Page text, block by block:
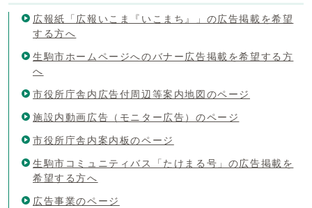
広報紙「広報いこま『いこまち』」の広告掲載を希望
する方へ
生駒市ホームページへのバナー広告掲載を希望する方
へ
市役所庁舎内広告付周辺等案内地図のページ
施設内動画広告（モニター広告）のページ
市役所庁舎内案内板のページ
生駒市コミュニティバス「たけまる号」の広告掲載を
希望する方へ
広告事業のページ